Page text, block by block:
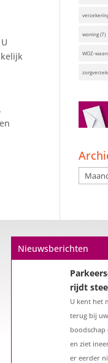
woning(7)
WOZ-
Nieuwsberichten
Een
De
beweging.
hypotheek
bent?...
rijdt
U kent het
terug bij
boodschap
en ziet
er eerder